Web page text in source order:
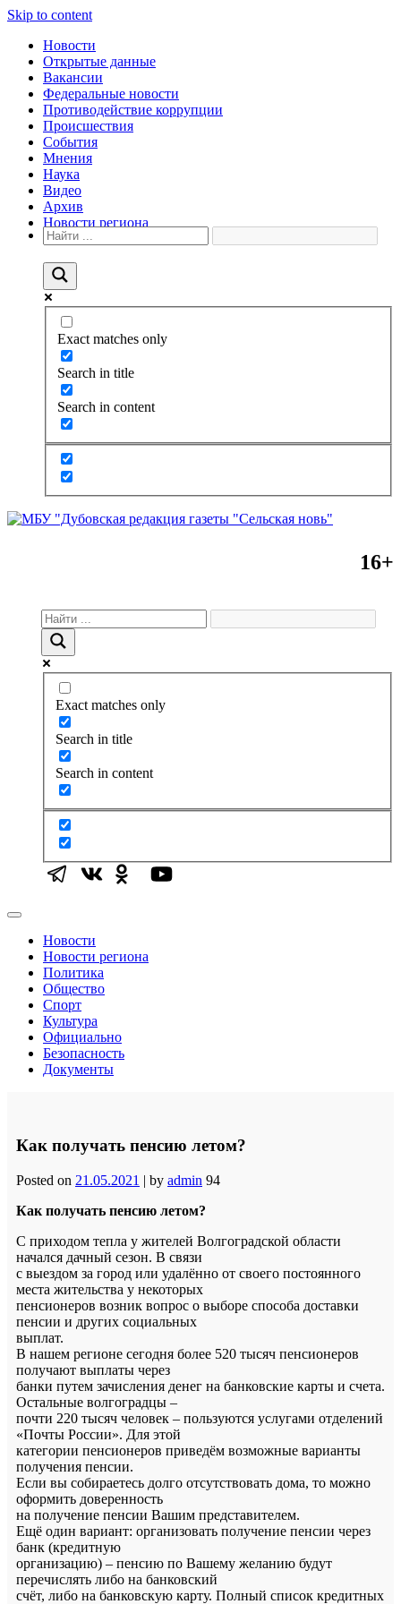
Skip to content
Новости
Открытые данные
Вакансии
Федеральные новости
Противодействие коррупции
Происшествия
События
Мнения
Наука
Видео
Архив
Новости региона
Exact matches only
Search in title
Search in content
16+
Exact matches only
Search in title
Search in content
Новости
Новости региона
Политика
Общество
Спорт
Культура
Официально
Безопасность
Документы
Как получать пенсию летом?
Posted on 21.05.2021 | by admin 94
Как получать пенсию летом?
С приходом тепла у жителей Волгоградской области
начался дачный сезон. В связи
с выездом за город или удалённо от своего постоянного
места жительства у некоторых
пенсионеров возник вопрос о выборе способа доставки
пенсии и других социальных
выплат.
В нашем регионе сегодня более 520 тысяч пенсионеров
получают выплаты через
банки путем зачисления денег на банковские карты и счета.
Остальные волгоградцы –
почти 220 тысяч человек – пользуются услугами отделений
«Почты России». Для этой
категории пенсионеров приведём возможные варианты
получения пенсии.
Если вы собираетесь долго отсутствовать дома, то можно
оформить доверенность
на получение пенсии Вашим представителем.
Ещё один вариант: организовать получение пенсии через
банк (кредитную
организацию) – пенсию по Вашему желанию будут
перечислять либо на банковский
счёт, либо на банковскую карту. Полный список кредитных